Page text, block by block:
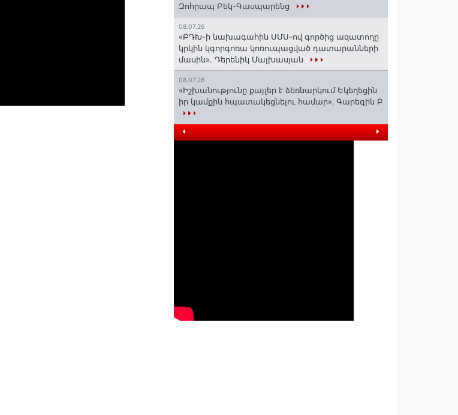
Զոհրապ Բեկ-Գասպարենց
08.07.26
«ԲԴԽ-ի նախագահին ՍՄՍ-ով գործից ազատողը
կրկին կգորգոռա կոռուպացված դատարանների
մասին». Դերենիկ Մալխասյան
08.07.26
«Իշխանությունը քայլեր է ձեռնարկում Եկեղեցին
իր կամքին հպատակեցնելու համար»․ Գարեգին Բ